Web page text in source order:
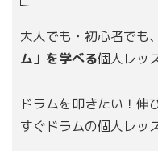
大人でも・初心者でも、
ム」を学べる個人レッ
ドラムを叩きたい！伸
すぐドラムの個人レッ